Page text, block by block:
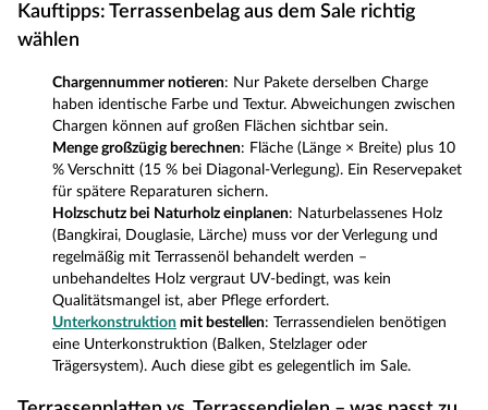
Kauftipps: Terrassenbelag aus dem Sale richtig
wählen
Chargennummer notieren: Nur Pakete derselben Charge
haben identische Farbe und Textur. Abweichungen zwischen
Chargen können auf großen Flächen sichtbar sein.
Menge großzügig berechnen: Fläche (Länge × Breite) plus 10
% Verschnitt (15 % bei Diagonal-Verlegung). Ein Reservepaket
für spätere Reparaturen sichern.
Holzschutz bei Naturholz einplanen: Naturbelassenes Holz
(Bangkirai, Douglasie, Lärche) muss vor der Verlegung und
regelmäßig mit Terrassenöl behandelt werden –
unbehandeltes Holz vergraut UV-bedingt, was kein
Qualitätsmangel ist, aber Pflege erfordert.
Unterkonstruktion mit bestellen: Terrassendielen benötigen
eine Unterkonstruktion (Balken, Stelzlager oder
Trägersystem). Auch diese gibt es gelegentlich im Sale.